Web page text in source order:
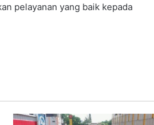
pelayanan yang baik kepada